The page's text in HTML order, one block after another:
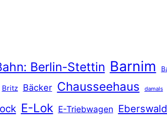
Berlin-Stettin Barnim
Britz Bäcker Chausseehaus damals
E-Lok E-Triebwagen